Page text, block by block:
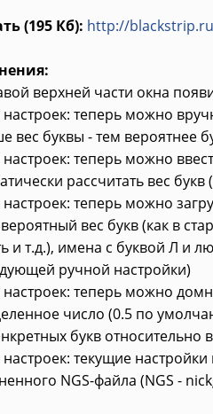
(195 Кб): http://
верхней части окна
теперь можно
вес буквы - тем вероятнее
теперь можно
рассчитать вес
теперь можно
вес букв (как в
и т.д.), имена с буквой Л и
ручной настройки)
теперь можно
число (0.5 по
букв относительно
текущие
NGS-файла (NGS -